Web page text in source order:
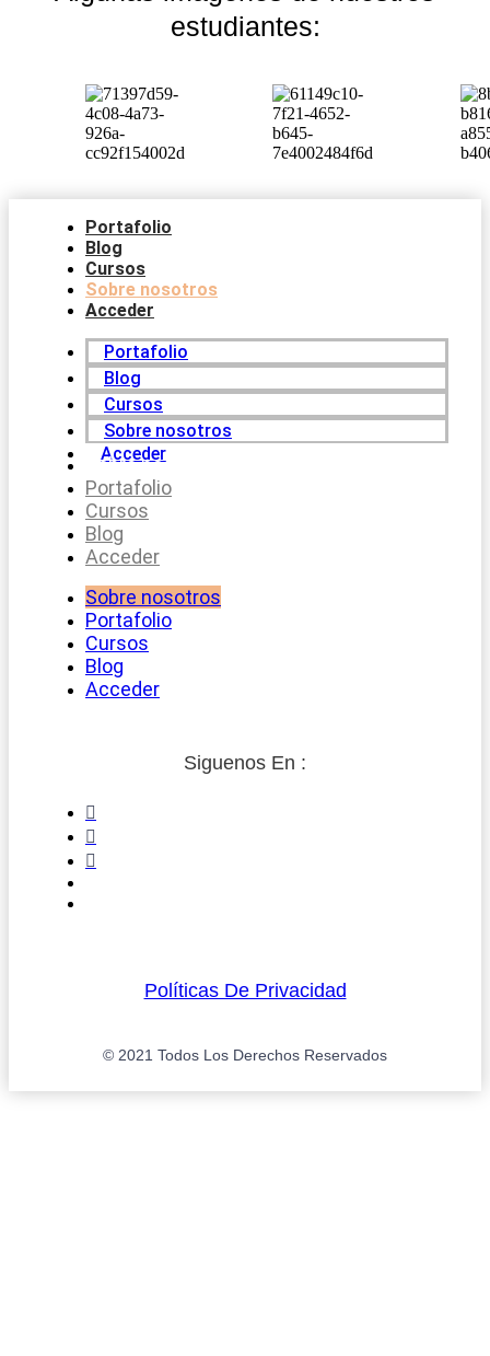
estudiantes:
Portafolio
Blog
Cursos
Sobre nosotros
Acceder
Portafolio
Blog
Cursos
Sobre nosotros
Acceder
Sobre nosotros
Portafolio
Cursos
Blog
Acceder
Sobre nosotros
Portafolio
Cursos
Blog
Acceder
Siguenos En :
Políticas De Privacidad
© 2021 Todos Los Derechos Reservados